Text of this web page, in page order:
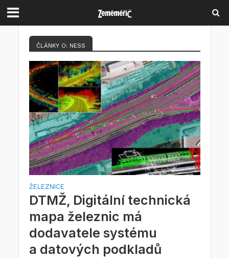
ČLÁNKY O: NESS
ŽELEZNICE
DTMŽ, Digitální technická
mapa železnic má
dodavatele systému
a datových podkladů